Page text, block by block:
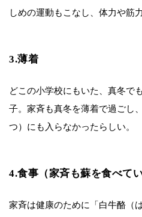
しめの運動もこなし、体力や筋
3.薄着
どこの小学校にもいた、真冬で
子。家斉も真冬を薄着で過ごし
つ）にも入らなかったらしい。
4.食事（家斉も蘇を食べてい
家斉は健康のために「白牛酪（